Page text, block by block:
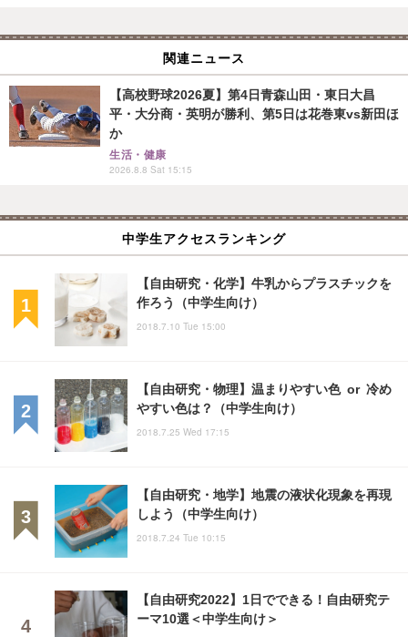
関連ニュース
【高校野球2026夏】第4日青森山田・東日大昌
平・大分商・英明が勝利、第5日は花巻東vs新田ほ
か
生活・健康
2026.8.8 Sat 15:15
中学生アクセスランキング
【自由研究・化学】牛乳からプラスチックを
作ろう（中学生向け）
2018.7.10 Tue 15:00
【自由研究・物理】温まりやすい色 or 冷め
やすい色は？（中学生向け）
2018.7.25 Wed 17:15
【自由研究・地学】地震の液状化現象を再現
しよう（中学生向け）
2018.7.24 Tue 10:15
【自由研究2022】1日でできる！自由研究テ
ーマ10選＜中学生向け＞